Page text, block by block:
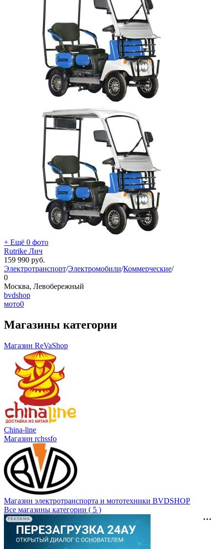
+ Ещё 0 фото
Rutrike Лич
159 990 руб.
Электротранспорт/Электромобили/Коммерческие/
0
Москва, Левобережный
bvdshop
мото0
Магазины категории
Магазин ReVaShop
China-line
Магазин rchssfo
Магазин электротранспорта и мототехники BVDSHOP
Все магазины категории ( 5 )
РЕКЛАМА